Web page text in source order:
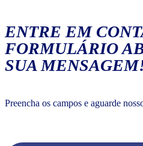
ENTRE EM
FORMULÁRIO
SUA
Preencha os campos e aguarde